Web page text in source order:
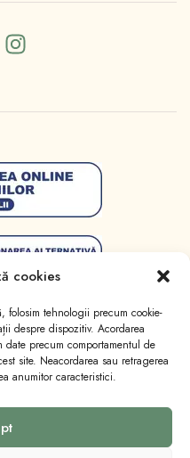
cookies
folosim tehnologii precum cookie-
despre dispozitiv. Acordarea
date precum comportamentul de
site. Neacordarea sau retragerea
anumitor caracteristici.
Lumânări Licăr.
cu emoție